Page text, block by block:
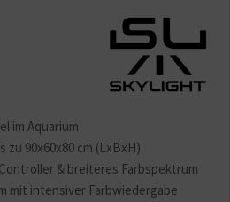
im Aquarium
90x60x80 cm (LxBxH)
& breiteres Farbspektrum
mit intensiver Farbwiedergabe